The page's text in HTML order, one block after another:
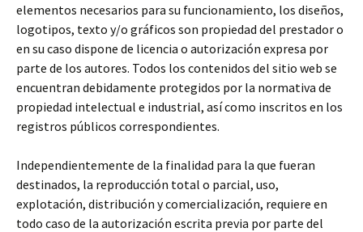
elementos necesarios para su funcionamiento, los diseños,
logotipos, texto y/o gráficos son propiedad del prestador o
en su caso dispone de licencia o autorización expresa por
parte de los autores. Todos los contenidos del sitio web se
encuentran debidamente protegidos por la normativa de
propiedad intelectual e industrial, así como inscritos en los
registros públicos correspondientes.
Independientemente de la finalidad para la que fueran
destinados, la reproducción total o parcial, uso,
explotación, distribución y comercialización, requiere en
todo caso de la autorización escrita previa por parte del